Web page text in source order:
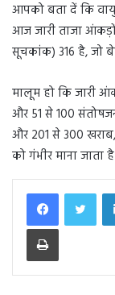
आपको बता दें कि वायु
आज जारी ताजा
सूचकांक) 316 है, जो
मालूम हो कि जारी
और 51 से 100
और 201 से 300
को गंभीर माना जाता
Print